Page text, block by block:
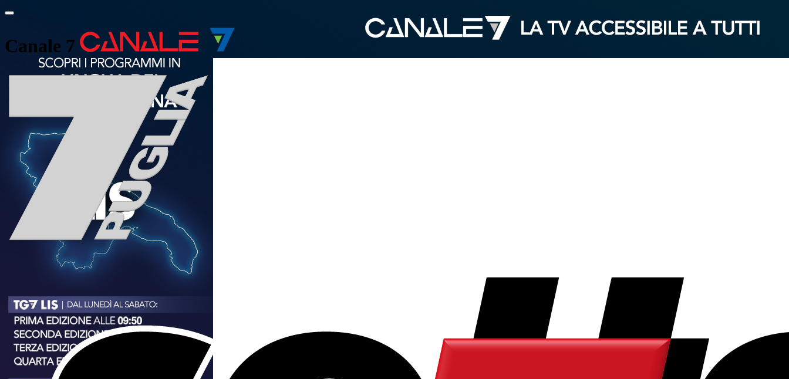
Canale 7